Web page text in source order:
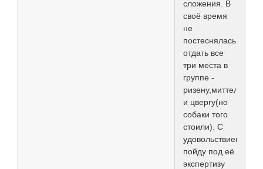
сложения. В
своё время
не
постеснялась
отдать все
три места в
группе -
ризену,миттелю
и цвергу(но
собаки того
стоили). С
удовольствием
пойду под её
экспертизу